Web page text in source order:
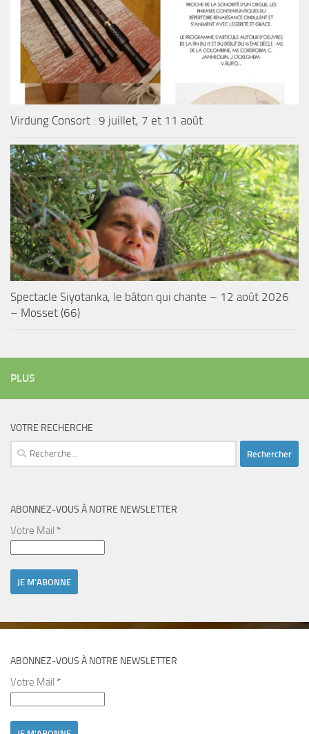
Virdung Consort : 9 juillet, 7 et 11 août
Spectacle Siyotanka, le bâton qui chante – 12 août 2026
– Mosset (66)
PLUS
VOTRE RECHERCHE
Rechercher :
ABONNEZ-VOUS À NOTRE NEWSLETTER
Votre Mail *
ABONNEZ-VOUS À NOTRE NEWSLETTER
Votre Mail *